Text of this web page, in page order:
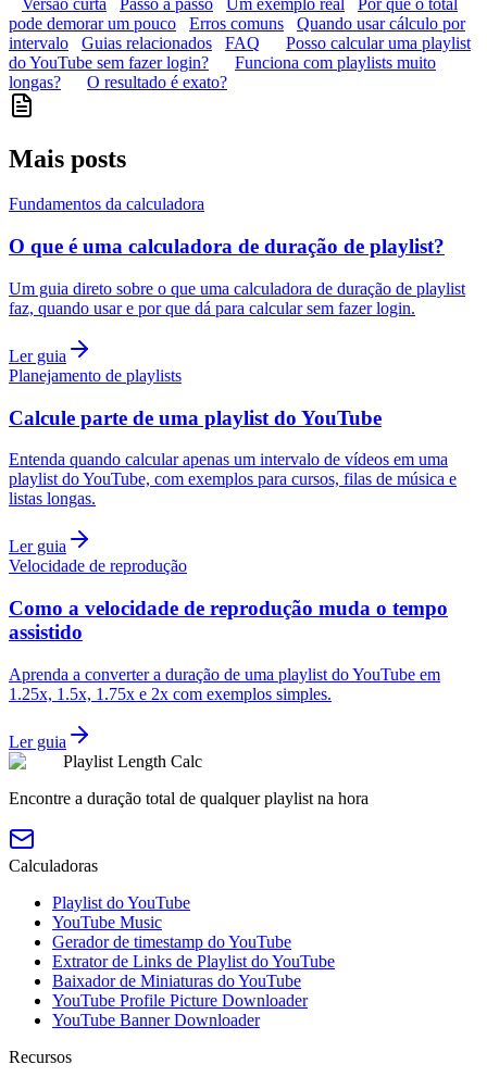
pode demorar um pouco
Erros comuns
Quando usar cálculo por
intervalo
Guias relacionados FAQ
Posso calcular uma playlist
do YouTube sem fazer login?
Funciona com playlists muito
longas?
O resultado é exato?
Mais posts
Fundamentos da calculadora
O que é uma calculadora de duração de playlist?
Um guia direto sobre o que uma calculadora de duração de playlist
faz, quando usar e por que dá para calcular sem fazer login.
Ler guia
Planejamento de playlists
Calcule parte de uma playlist do YouTube
Entenda quando calcular apenas um intervalo de vídeos em uma
playlist do YouTube, com exemplos para cursos, filas de música e
listas longas.
Ler guia
Velocidade de reprodução
Como a velocidade de reprodução muda o tempo
assistido
Aprenda a converter a duração de uma playlist do YouTube em
1.25x, 1.5x, 1.75x e 2x com exemplos simples.
Ler guia
Playlist Length Calc
Encontre a duração total de qualquer playlist na hora
Calculadoras
Playlist do YouTube
YouTube Music
Gerador de timestamp do YouTube
Extrator de Links de Playlist do YouTube
Baixador de Miniaturas do YouTube
YouTube Profile Picture Downloader
YouTube Banner Downloader
Recursos